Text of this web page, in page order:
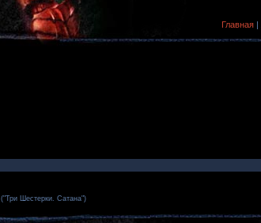
Главная|
("Три Шестерки. Сатана")